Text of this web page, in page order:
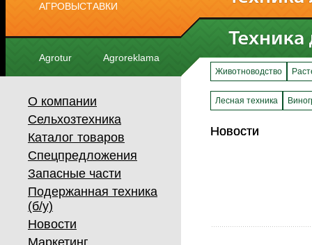
АГРОВЫСТАВКИ
Agrotur Agroreklama
О компании
Сельхозтехника
Каталог товаров
Спецпредложения
Запасные части
Подержанная техника
(б/у)
Новости
Маркетинг
Животноводство
Лесная техника
Новости
Новости